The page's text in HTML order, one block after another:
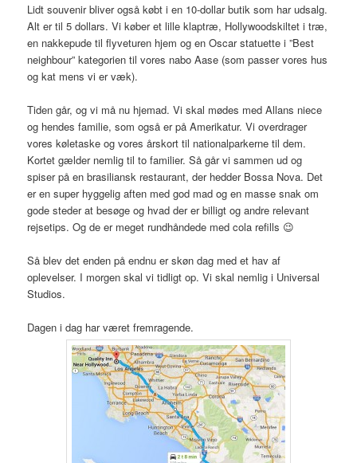
Lidt souvenir bliver også købt i en 10-dollar butik som har udsalg.
Alt er til 5 dollars. Vi køber et lille klaptræ, Hollywoodskiltet i træ,
en nakkepude til flyveturen hjem og en Oscar statuette i ”Best
neighbour” kategorien til vores nabo Aase (som passer vores hus
og kat mens vi er væk).
Tiden går, og vi må nu hjemad. Vi skal mødes med Allans niece
og hendes familie, som også er på Amerikatur. Vi overdrager
vores køletaske og vores årskort til nationalparkerne til dem.
Kortet gælder nemlig til to familier. Så går vi sammen ud og
spiser på en brasiliansk restaurant, der hedder Bossa Nova. Det
er en super hyggelig aften med god mad og en masse snak om
gode steder at besøge og hvad der er billigt og andre relevant
rejsetips. Og de er meget rundhåndede med cola refills 😉
Så blev det enden på endnu er skøn dag med et hav af
oplevelser. I morgen skal vi tidligt op. Vi skal nemlig i Universal
Studios.
Dagen i dag har været fremragende.